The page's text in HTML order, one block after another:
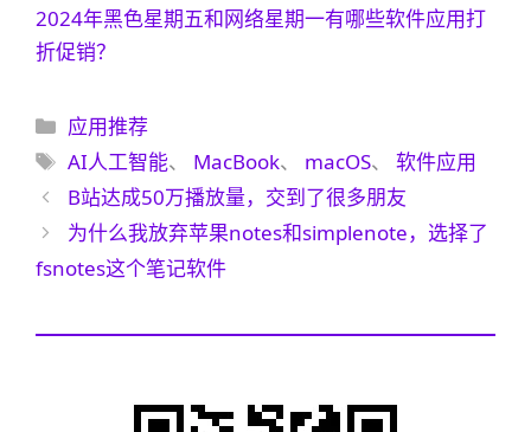
2024年黑色星期五和网络星期一有哪些软件应用打
折促销？
分
类
应用推荐
标
签
AI人工智能、 MacBook、 macOS、软件应用
B站达成50万播放量，交到了很多朋友
为什么我放弃苹果notes和simplenote，选择了
fsnotes这个笔记软件